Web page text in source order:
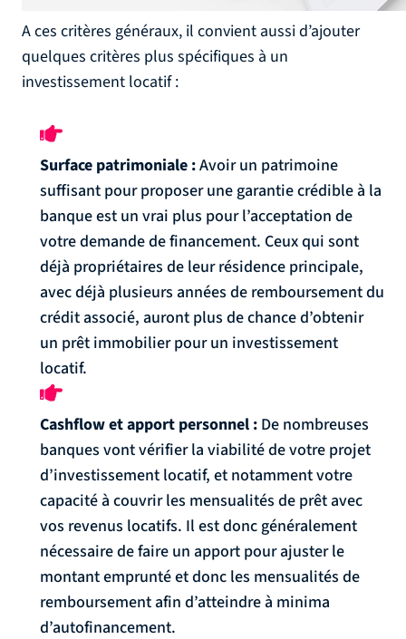
A ces critères généraux, il convient aussi d’ajouter
quelques critères plus spécifiques à un
investissement locatif :
Surface patrimoniale :Avoir un patrimoine
suffisant pour proposer une garantie crédible à la
banque est un vrai plus pour l’acceptation de
votre demande de financement. Ceux qui sont
déjà propriétaires de leur résidence principale,
avec déjà plusieurs années de remboursement du
crédit associé, auront plus de chance d’obtenir
un prêt immobilier pour un investissement
locatif.
Cashflow et apport personnel : De nombreuses
banques vont vérifier la viabilité de votre projet
d’investissement locatif, et notamment votre
capacité à couvrir les mensualités de prêt avec
vos revenus locatifs. Il est donc généralement
nécessaire de faire un apport pour ajuster le
montant emprunté et donc les mensualités de
remboursement afin d’atteindre à minima
d’autofinancement.